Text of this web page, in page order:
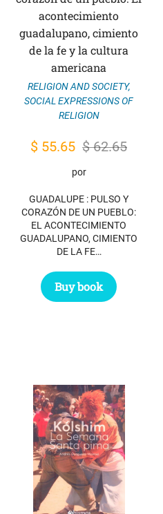
acontecimiento
guadalupano, cimiento
de la fe y la cultura
americana
RELIGION AND SOCIETY,
SOCIAL EXPRESSIONS OF
RELIGION
$62.65
Original
price
$ 62.65.
$ 55.65 Current
price
$ 55.65.
por
GUADALUPE : PULSO Y
CORAZÓN DE UN PUEBLO:
EL ACONTECIMIENTO
GUADALUPANO, CIMIENTO
DE LA FE…
Buy book